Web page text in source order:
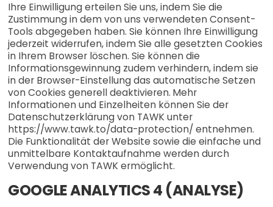
Ihre Einwilligung erteilen Sie uns, indem Sie die
Zustimmung in dem von uns verwendeten Consent-
Tools abgegeben haben. Sie können Ihre Einwilligung
jederzeit widerrufen, indem Sie alle gesetzten Cookies
in Ihrem Browser löschen. Sie können die
Informationsgewinnung zudem verhindern, indem sie
in der Browser-Einstellung das automatische Setzen
von Cookies generell deaktivieren. Mehr
Informationen und Einzelheiten können Sie der
Datenschutzerklärung von TAWK unter
https://www.tawk.to/data-protection/ entnehmen.
Die Funktionalität der Website sowie die einfache und
unmittelbare Kontaktaufnahme werden durch
Verwendung von TAWK ermöglicht.
GOOGLE ANALYTICS 4 (ANALYSE)